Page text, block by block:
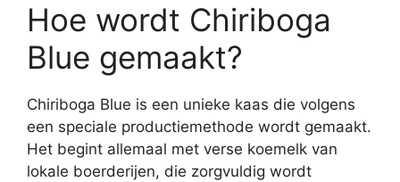
Hoe wordt Chiriboga
Blue gemaakt?
Chiriboga Blue is een unieke kaas die volgens
een speciale productiemethode wordt gemaakt.
Het begint allemaal met verse koemelk van
lokale boerderijen, die zorgvuldig wordt